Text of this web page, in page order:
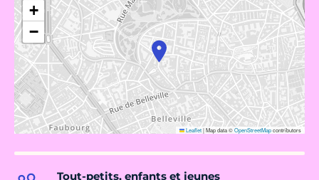
+
−
Leaflet|Map data ©OpenStreetMapcontributors
Tout-petits, enfants et jeunes